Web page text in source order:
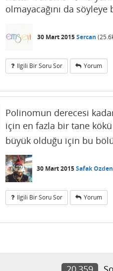
olmayacağını da söyleye
30 Mart 2015Sercan (
Ilgili Bir Soru Sor Yorum
Polinomun derecesi
için en fazla bir tane
büyük olduğu için bu
30 Mart 2015Safak Ozden
Ilgili Bir Soru Sor Yorum